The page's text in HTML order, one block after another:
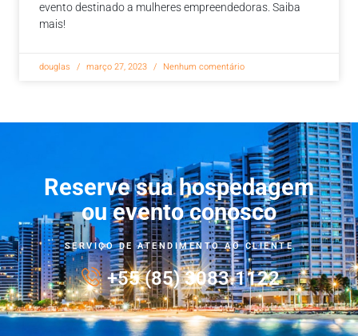
evento destinado a mulheres empreendedoras. Saiba
mais!
douglas março 27, 2023 Nenhum comentário
Reserve sua hospedagem
ou evento conosco
SERVIÇO DE ATENDIMENTO AO CLIENTE
+55 (85) 3083.1122